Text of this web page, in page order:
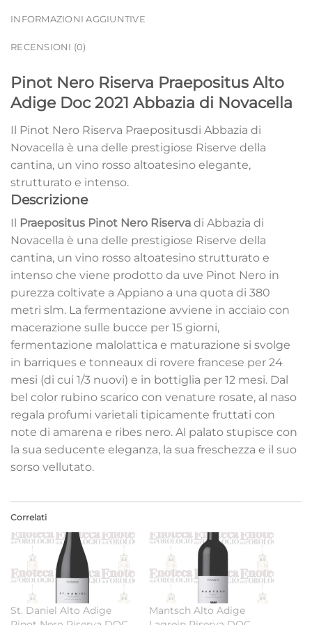
INFORMAZIONI AGGIUNTIVE
RECENSIONI (0)
Pinot Nero Riserva Praepositus Alto
Adige Doc 2021 Abbazia di Novacella
Il Pinot Nero Riserva Praepositusdi Abbazia di
Novacella è una delle prestigiose Riserve della
cantina, un vino rosso altoatesino elegante,
strutturato e intenso.
Descrizione
Il Praepositus Pinot Nero Riserva di Abbazia di
Novacella è una delle prestigiose Riserve della
cantina, un vino rosso altoatesino strutturato e
intenso che viene prodotto da uve Pinot Nero in
purezza coltivate a Appiano a una quota di 380
metri slm. La fermentazione avviene in acciaio con
macerazione sulle bucce per 15 giorni,
fermentazione malolattica e maturazione si svolge
in barriques e tonneaux di rovere francese per 24
mesi (di cui 1/3 nuovi) e in bottiglia per 12 mesi. Dal
bel color rubino scarico con venature rosate, al naso
regala profumi varietali tipicamente fruttati con
note di amarena e ribes nero. Al palato stupisce con
la sua seducente eleganza, la sua freschezza e il suo
sorso vellutato.
Correlati
St. Daniel Alto Adige
Mantsch Alto Adige